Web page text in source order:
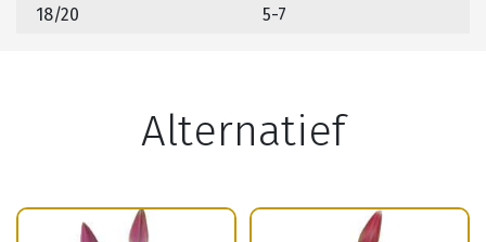
18/20
5-7
Alternatief